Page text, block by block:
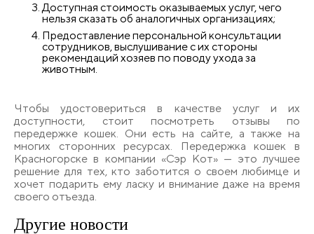
Доступная стоимость оказываемых услуг, чего
нельзя сказать об аналогичных организациях;
Предоставление персональной консультации
сотрудников, выслушивание с их стороны
рекомендаций хозяев по поводу ухода за
животным.
Чтобы удостовериться в качестве услуг и их
доступности, стоит посмотреть отзывы по
передержке кошек. Они есть на сайте, а также на
многих сторонних ресурсах. Передержка кошек в
Красногорске в компании «Сэр Кот» — это лучшее
решение для тех, кто заботится о своем любимце и
хочет подарить ему ласку и внимание даже на время
своего отъезда.
Другие новости